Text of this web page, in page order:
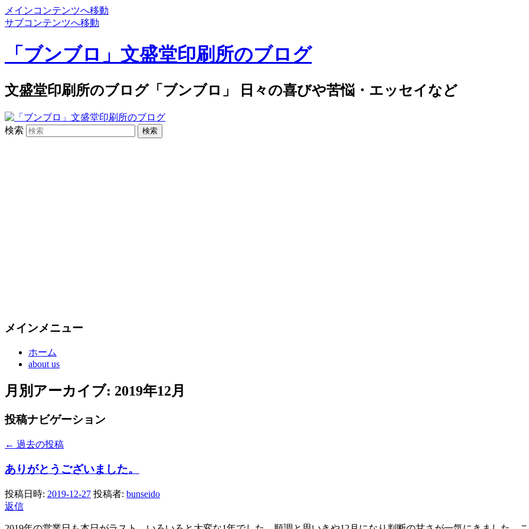
メインコンテンツへ移動
サブコンテンツへ移動
「ブンブロ」文盛堂印刷所のブログ
文盛堂印刷所のブログ「ブンブロ」 日々の喜びや苦悩・エッセイなど
検索
メインメニュー
ホーム
about us
月別アーカイブ: 2019年12月
投稿ナビゲーション
← 過去の投稿
ありがとうございました。
投稿日時: 2019-12-27 投稿者: bunseido
返信